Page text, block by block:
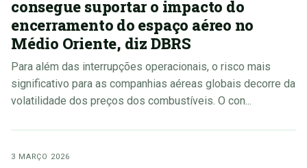
consegue suportar o impacto do
encerramento do espaço aéreo no
Médio Oriente, diz DBRS
Para além das interrupções operacionais, o risco mais
significativo para as companhias aéreas globais decorre da
volatilidade dos preços dos combustíveis. O con...
3 MARÇO 2026